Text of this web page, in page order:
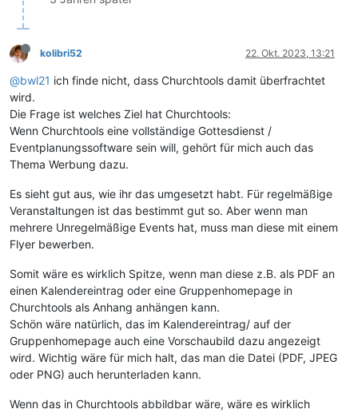
kolibri52 22. Okt. 2023, 13:21
@bwl21 ich finde nicht, dass Churchtools damit überfrachtet
wird.
Die Frage ist welches Ziel hat Churchtools:
Wenn Churchtools eine vollständige Gottesdienst /
Eventplanungssoftware sein will, gehört für mich auch das
Thema Werbung dazu.
Es sieht gut aus, wie ihr das umgesetzt habt. Für regelmäßige
Veranstaltungen ist das bestimmt gut so. Aber wenn man
mehrere Unregelmäßige Events hat, muss man diese mit einem
Flyer bewerben.
Somit wäre es wirklich Spitze, wenn man diese z.B. als PDF an
einen Kalendereintrag oder eine Gruppenhomepage in
Churchtools als Anhang anhängen kann.
Schön wäre natürlich, das im Kalendereintrag/ auf der
Gruppenhomepage auch eine Vorschaubild dazu angezeigt
wird. Wichtig wäre für mich halt, das man die Datei (PDF, JPEG
oder PNG) auch herunterladen kann.
Wenn das in Churchtools abbildbar wäre, wäre es wirklich